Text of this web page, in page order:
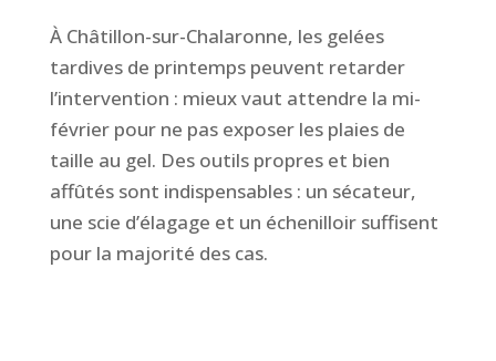
À Châtillon-sur-Chalaronne, les gelées
tardives de printemps peuvent retarder
l’intervention : mieux vaut attendre la mi-
février pour ne pas exposer les plaies de
taille au gel. Des outils propres et bien
affûtés sont indispensables : un sécateur,
une scie d’élagage et un échenilloir suffisent
pour la majorité des cas.